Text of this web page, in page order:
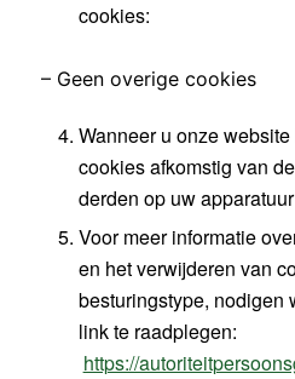
cookies:
– Geen overige cookies
Wanneer u onze
cookies afkomstig van
derden op uw
Voor meer informatie
en het verwijderen van
besturingstype, nodigen
link te raadplegen:
https://